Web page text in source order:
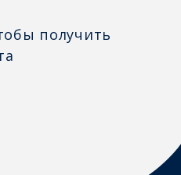
получить